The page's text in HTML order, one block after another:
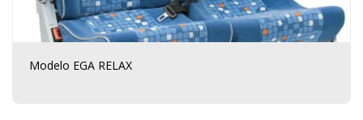
Modelo EGA RELAX